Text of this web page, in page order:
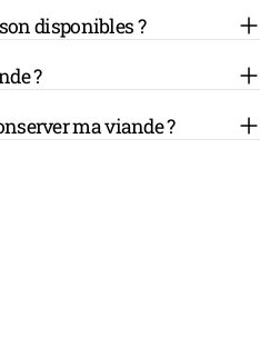
disponibles ?
?
ma viande ?